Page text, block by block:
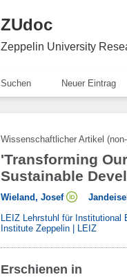
ZUdoc
Zeppelin University
Suchen Neuer Eintrag
Wissenschaftlicher Artikel
'Transforming
Sustainable
Wieland, Josef
LEIZ Lehrstuhl für Institutional
Institute Zeppelin | LEIZ
Erschienen in